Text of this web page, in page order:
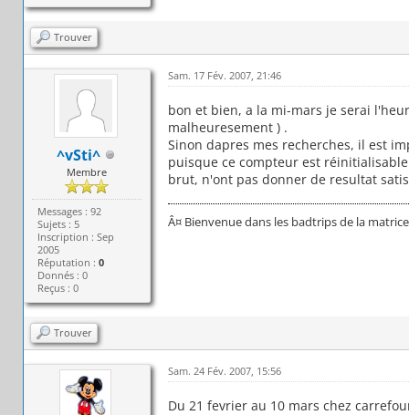
Trouver
^vSti^
Membre
Messages : 92
Sujets : 5
Inscription : Sep
2005
Réputation :0
Donnés : 0
Reçus : 0
Sam. 17 Fév. 2007, 21:46
bon et bien, a la mi-mars je serai
malheuresement ) .
Sinon dapres mes recherches, il est
puisque ce compteur est
brut, n'ont pas donner de resultat
Â¤ Bienvenue dans les badtrips de la
Trouver
Sam. 24 Fév. 2007, 15:56
Du 21 fevrier au 10 mars chez